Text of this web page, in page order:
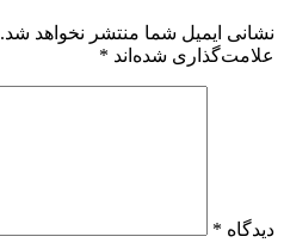
نشانی ایمیل شما منتشر نخواهد شد.
علامت‌گذاری شده‌اند *
دیدگاه *